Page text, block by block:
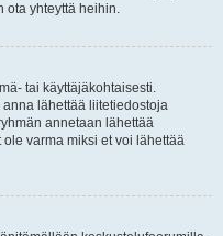
ota yhteyttä heihin.
tai käyttäjäkohtaisesti.
lähettää liitetiedostoja
annetaan lähettää
varma miksi et voi lähettää